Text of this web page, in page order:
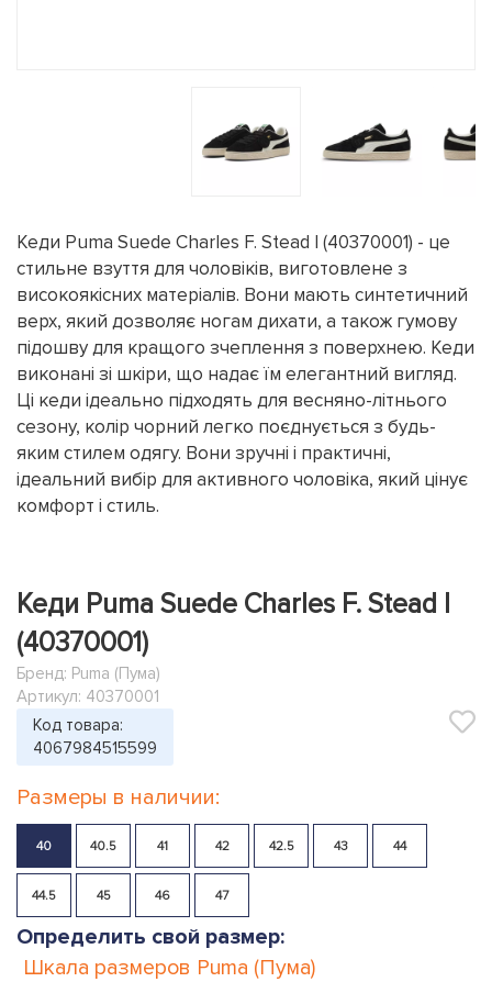
Кеди Puma Suede Charles F. Stead I (40370001) - це
стильне взуття для чоловіків, виготовлене з
високоякісних матеріалів. Вони мають синтетичний
верх, який дозволяє ногам дихати, а також гумову
підошву для кращого зчеплення з поверхнею. Кеди
виконані зі шкіри, що надає їм елегантний вигляд.
Ці кеди ідеально підходять для весняно-літнього
сезону, колір чорний легко поєднується з будь-
яким стилем одягу. Вони зручні і практичні,
ідеальний вибір для активного чоловіка, який цінує
комфорт і стиль.
Кеди Puma Suede Charles F. Stead I
(40370001)
Бренд: Puma (Пума)
Артикул: 40370001
Код товара:
4067984515599
Размеры в наличии:
40 40.5 41 42 42.5 43 44
44.5 45 46 47
Определить свой размер:
Шкала размеров Puma (Пума)